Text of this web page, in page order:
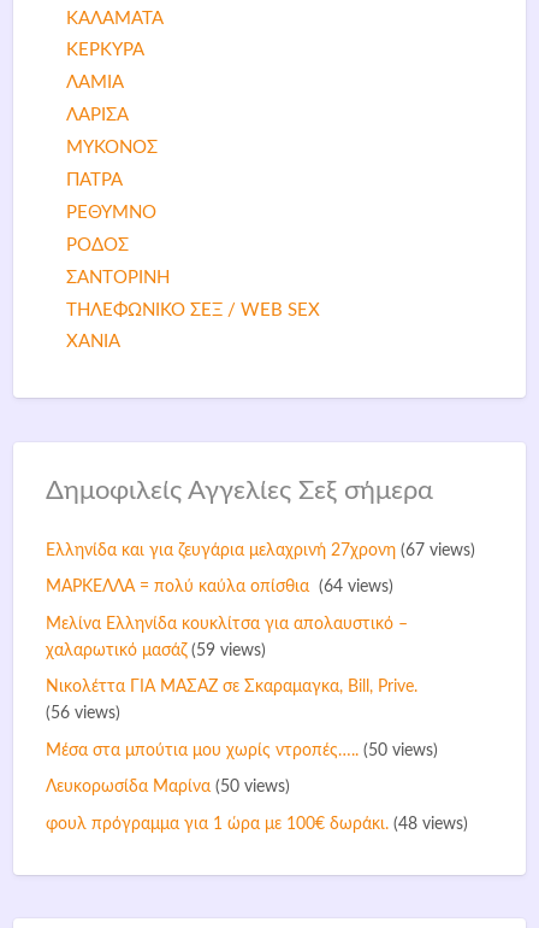
ΚΑΛΑΜΑΤΑ
ΚΕΡΚΥΡΑ
ΛΑΜΙΑ
ΛΑΡΙΣΑ
ΜΥΚΟΝΟΣ
ΠΑΤΡΑ
ΡΕΘΥΜΝΟ
ΡΟΔΟΣ
ΣΑΝΤΟΡΙΝΗ
ΤΗΛΕΦΩΝΙΚΟ ΣΕΞ / WEB SEX
ΧΑΝΙΑ
Δημοφιλείς Αγγελίες Σεξ σήμερα
Ελληνίδα και για ζευγάρια μελαχρινή 27χρονη(67 views)
ΜΑΡΚΕΛΛΑ = πολύ καύλα οπίσθια (64 views)
Mελίνα Ελληνίδα κουκλίτσα για απολαυστικό –
χαλαρωτικό μασάζ(59 views)
Νικολέττα ΓΙΑ ΜΑΣΑΖ σε Σκαραμαγκα, Bill, Prive.
(56 views)
Μέσα στα μπούτια μου χωρίς ντροπές…..(50 views)
Λευκορωσίδα Μαρίνα(50 views)
φουλ πρόγραμμα για 1 ώρα με 100€ δωράκι.(48 views)